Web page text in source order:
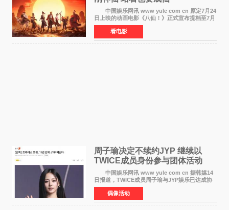
中国娱乐网讯 www yule com cn 原定7月24
日上映的动画电影《八仙！》正式宣布提档至7月
18日。这部国风动画大片将八仙过海，各显神通
这句刻在国人DNA里的俗语玩出了新花样——影
片讲述凡人
看电影
周子瑜决定不续约JYP 继续以
TWICE成员身份参与团体活动
中国娱乐网讯 www yule com cn 据韩媒14
日报道，TWICE成员周子瑜与JYP娱乐已达成协
议，不再续签个人专属合约，但她将继续参与
TWICE的完整团体活动。 周子瑜于2015年通
过生存节目《SIXTE
偶像活动